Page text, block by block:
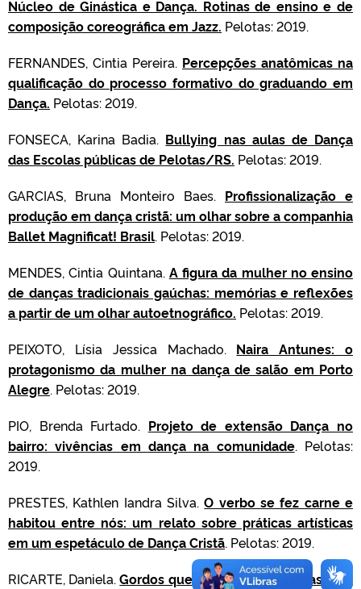
Núcleo de Ginástica e Dança. Rotinas de ensino e de
composição coreográfica em Jazz. Pelotas: 2019.
FERNANDES, Cintia Pereira. Percepções anatômicas na
qualificação do processo formativo do graduando em
Dança. Pelotas: 2019.
FONSECA, Karina Badia. Bullying nas aulas de Dança
das Escolas públicas de Pelotas/RS. Pelotas: 2019.
GARCIAS, Bruna Monteiro Baes. Profissionalização e
produção em dança cristã: um olhar sobre a companhia
Ballet Magnificat! Brasil. Pelotas: 2019.
MENDES, Cintia Quintana. A figura da mulher no ensino
de danças tradicionais gaúchas: memórias e reflexões
a partir de um olhar autoetnográfico. Pelotas: 2019.
PEIXOTO, Lísia Jessica Machado. Naira Antunes: o
protagonismo da mulher na dança de salão em Porto
Alegre. Pelotas: 2019.
PIO, Brenda Furtado. Projeto de extensão Dança no
bairro: vivências em dança na comunidade. Pelotas:
2019.
PRESTES, Kathlen Iandra Silva. O verbo se fez carne e
habitou entre nós: um relato sobre práticas artísticas
em um espetáculo de Dança Cristã. Pelotas: 2019.
RICARTE, Daniela.Gordos que Dançam: estratégias para